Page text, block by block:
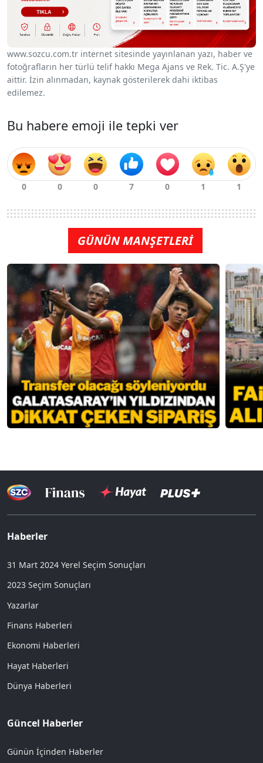
www.sozcu.com.tr internet sitesinde yayınlanan yazı, haber ve
fotoğrafların her türlü telif hakkı Mega Ajans ve Rek. Tic. A.Ş'ye
aittir. İzin alınmadan, kaynak gösterilerek dahi iktibas
edilemez.
Bu habere emoji ile tepki ver
GÜNÜN MANŞETLERİ
Haberler
31 Mart 2024 Yerel Seçim Sonuçları
2023 Seçim Sonuçları
Yazarlar
Finans Haberleri
Ekonomi Haberleri
Hayat Haberleri
Dünya Haberleri
Güncel Haberler
Günün İçinden Haberler